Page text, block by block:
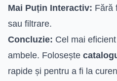
Mai Puțin Interactiv: Fără
sau filtrare.
Concluzie: Cel mai
ambele. Folosește
rapide și pentru a fi la